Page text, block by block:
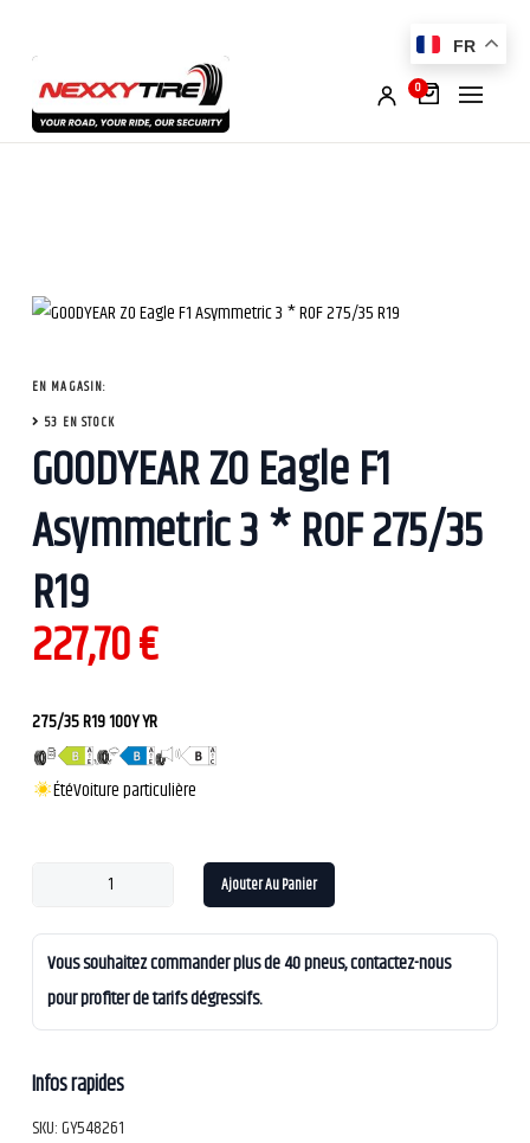
0
EN MAGASIN:
53 EN STOCK
GOODYEAR ZO Eagle F1
Asymmetric 3 * ROF 275/35
R19
227,70€
275/35 R19 100Y YR
ÉtéVoiture particulière
Ajouter Au Panier
Vous souhaitez commander plus de 40 pneus, contactez-nous
pour profiter de tarifs dégressifs.
Infos rapides
SKU:GY548261
FR